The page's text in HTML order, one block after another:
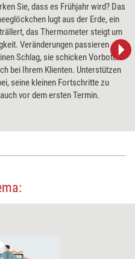
Sie, dass es Frühjahr wird? Das
lugt aus der Erde, ein
das Thermometer steigt um
Veränderungen passieren
Schlag, sie schicken Vorboten.
bei Ihrem Klienten. Unterstützen
seine kleinen Fortschritte zu
vor dem ersten Termin.